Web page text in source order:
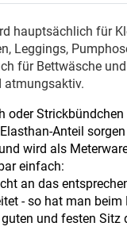
hauptsächlich für
Leggings,
für Bettwäsche
atmungsaktiv.
Strickbündchen
Anteil
wird als
einfach:
an das
- so hat man
und festen Sitz